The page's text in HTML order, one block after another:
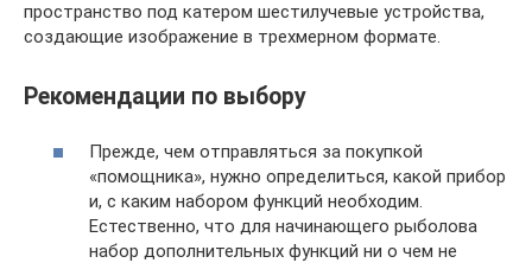
пространство под катером шестилучевые устройства,
создающие изображение в трехмерном формате.
Рекомендации по выбору
Прежде, чем отправляться за покупкой
«помощника», нужно определиться, какой прибор
и, с каким набором функций необходим.
Естественно, что для начинающего рыболова
набор дополнительных функций ни о чем не